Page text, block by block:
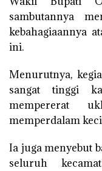
sambutannya
kebahagiaannya
ini.
Menurutnya,
sangat tinggi
mempererat
memperdalam
Ia juga menyebut
seluruh